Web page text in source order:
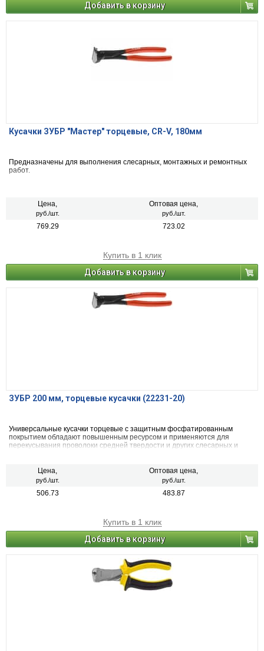
Добавить в корзину
Кусачки ЗУБР "Мастер" торцевые, CR-V, 180мм
Предназначены для выполнения слесарных, монтажных и ремонтных
работ.
Цена,
руб./шт.
Оптовая цена,
руб./шт.
769.29 723.02
Купить в 1 клик
Добавить в корзину
ЗУБР 200 мм, торцевые кусачки (22231-20)
Универсальные кусачки торцевые с защитным фосфатированным
покрытием обладают повышенным ресурсом и применяются для
перекусывания проволоки средней твердости и других слесарных и
Цена,
руб./шт.
Оптовая цена,
руб./шт.
506.73 483.87
Купить в 1 клик
Добавить в корзину